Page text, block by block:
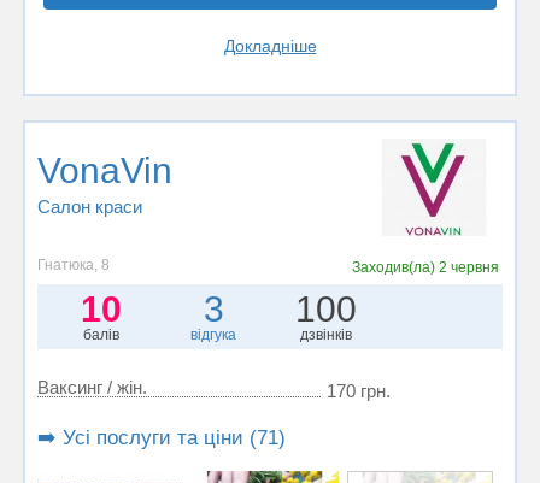
Докладніше
VonaVin
Салон краси
Гнатюка, 8 Заходив(ла) 2 червня
10
балів
3
відгука
100
дзвінків
Ваксинг / жін. 170 грн.
➡️ Усі послуги та ціни (71)